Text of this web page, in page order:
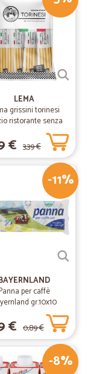
voluto provare. Ho
anche alimenti
soddisfatta. La
tutto a casa. I
Complimenti
LEMA
grissini torinesi
ristorante senza
di palma x30 gr.450
€ 3,39 €
-11%
per caffè
gr.10x10
€ 0,89 €
-8%